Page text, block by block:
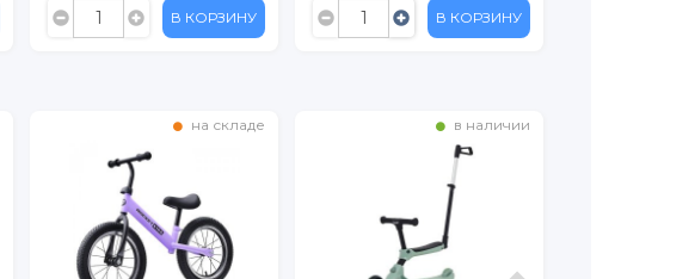
В КОРЗИНУ В КОРЗИНУ
в наличии на складе